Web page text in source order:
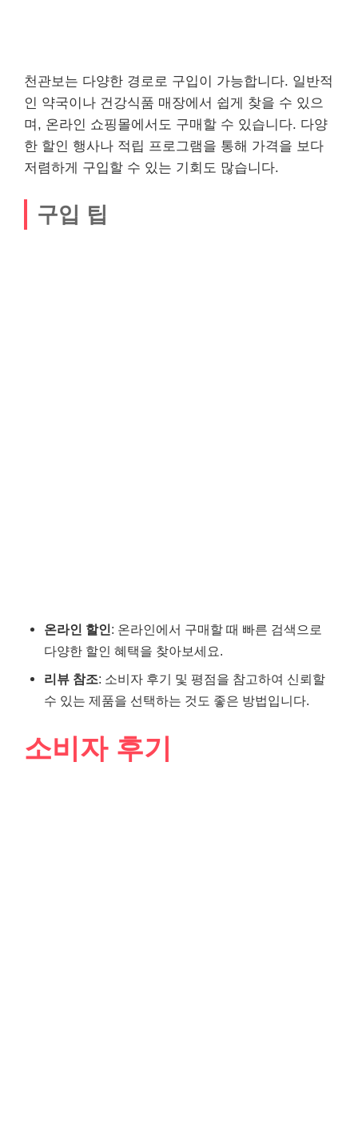
천관보는 다양한 경로로 구입이 가능합니다. 일반적
인 약국이나 건강식품 매장에서 쉽게 찾을 수 있으
며, 온라인 쇼핑몰에서도 구매할 수 있습니다. 다양
한 할인 행사나 적립 프로그램을 통해 가격을 보다
저렴하게 구입할 수 있는 기회도 많습니다.
구입 팁
온라인 할인: 온라인에서 구매할 때 빠른 검색으로
다양한 할인 혜택을 찾아보세요.
리뷰 참조: 소비자 후기 및 평점을 참고하여 신뢰할
수 있는 제품을 선택하는 것도 좋은 방법입니다.
소비자 후기